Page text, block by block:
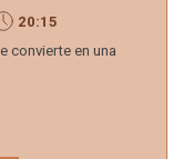
20:15
convierte en una